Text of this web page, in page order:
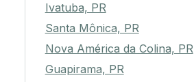
Ivatuba, PR
Santa Mônica, PR
Nova América da Colina, PR
Guapirama, PR